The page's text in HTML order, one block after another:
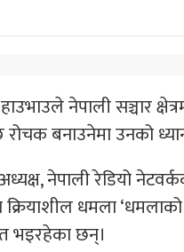
नेपाली सञ्चार
रोचक बनाउनेमा उनको
नेपाली रेडियो
धमला ‘धमलाको
भइरहेका छन्।